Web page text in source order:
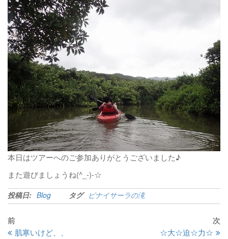
本日はツアーへのご参加ありがとうございました♪
また遊びましょうね(^_-)-☆
投稿日: Blog タグ ピナイサーラの滝
前
肌寒いけど、、
次
☆大☆迫☆力☆